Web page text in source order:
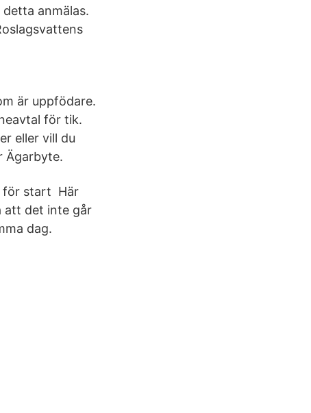
anmälas.
är uppfödare.
för tik.
eller vill du
Ägarbyte.
för start Här
att det inte går
dag.